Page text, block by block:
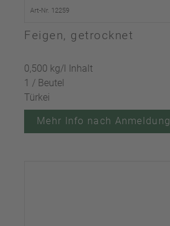
Art-Nr. 12259
Feigen, getrocknet
0,500 kg/l Inhalt
1 / Beutel
Türkei
Mehr Info nach Anmeldung